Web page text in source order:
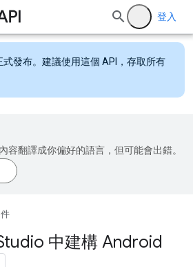
登入
式發布。建議使用這個 API，存取所有
容翻譯成你偏好的語言，但可能會出錯。
中建構 Android